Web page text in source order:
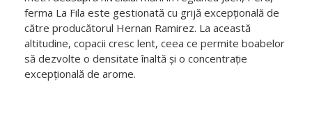
ferma La Fila este gestionată cu grijă excepțională de
către producătorul Hernan Ramirez. La această
altitudine, copacii cresc lent, ceea ce permite boabelor
să dezvolte o densitate înaltă și o concentrație
excepțională de arome.